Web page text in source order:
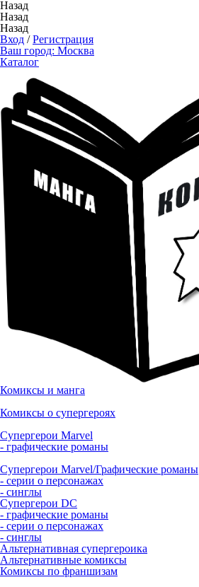
Назад
Назад
Назад
Вход /Регистрация
Ваш город: Москва
Каталог
Комиксы и манга
Комиксы о супергероях
Супергерои Marvel
- графические романы
Супергерои Marvel/Графические романы
- серии о персонажах
- синглы
Супергерои DC
- графические романы
- серии о персонажах
- синглы
Альтернативная супергероика
Альтернативные комиксы
Комиксы по франшизам